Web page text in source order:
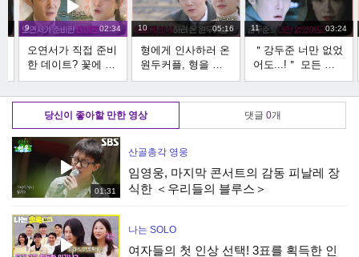
9 02:34
오연서가 직접 준비
한 데이트? 꽃에 케
이크까지... ＂근데
어디 가요 우리?＂
10 05:16
형에게 인사하러 온
원두커플, 형을 그
리워하며 눈물 흘리
는 최진혁
11 03:24
＂강두준 너만 없었
어도...!＂ 모든 걸
잃은 백은혜, 차를
끌고 최진혁에게 돌
당신이 좋아할 만한 영상 댓글 0개
01:31
산골총각 영웅
임영웅, 마지막 콘서트의 감동 피날레 장
식한 ＜우리들의 블루스＞
나는 SOLO
여자들의 첫 인상 선택! 3표를 획득한 인